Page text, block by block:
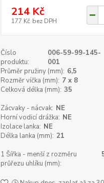
214 Kč
177 Kč bez DPH
Číslo
produktu:
006-59-99-145-
001
Průměr pružiny (mm): 6,5
Rozměr víčka (mm): 7 x 8
Celková délka (mm): 35
Zácvaky - nácvak: NE
Horní vodicí drážka: NE
Izolace lanka: NE
Délka lanka (mm): 21
1 Šířka - menší z rozměru
průřezu uhlíku (mm):